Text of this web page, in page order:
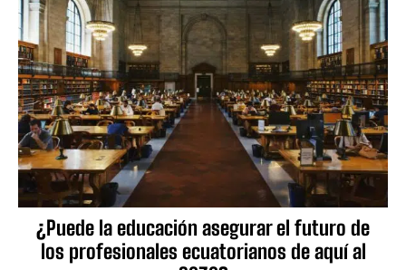
¿Puede la educación asegurar el futuro de
los profesionales ecuatorianos de aquí al